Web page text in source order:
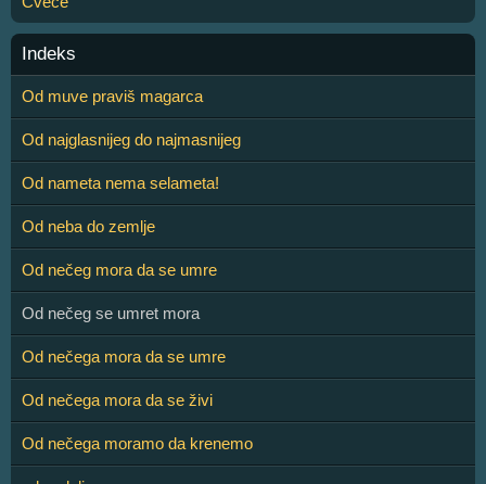
Indeks
Od muve praviš magarca
Od najglasnijeg do najmasnijeg
Od nameta nema selameta!
Od neba do zemlje
Od nečeg mora da se umre
Od nečeg se umret mora
Od nečega mora da se umre
Od nečega mora da se živi
Od nečega moramo da krenemo